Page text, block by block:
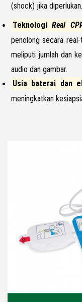
(shock) jika diperlukan.
TeknologiReal
penolong secara
meliputi jumlah dan
audio dan gambar.
Usia baterai dan
meningkatkan